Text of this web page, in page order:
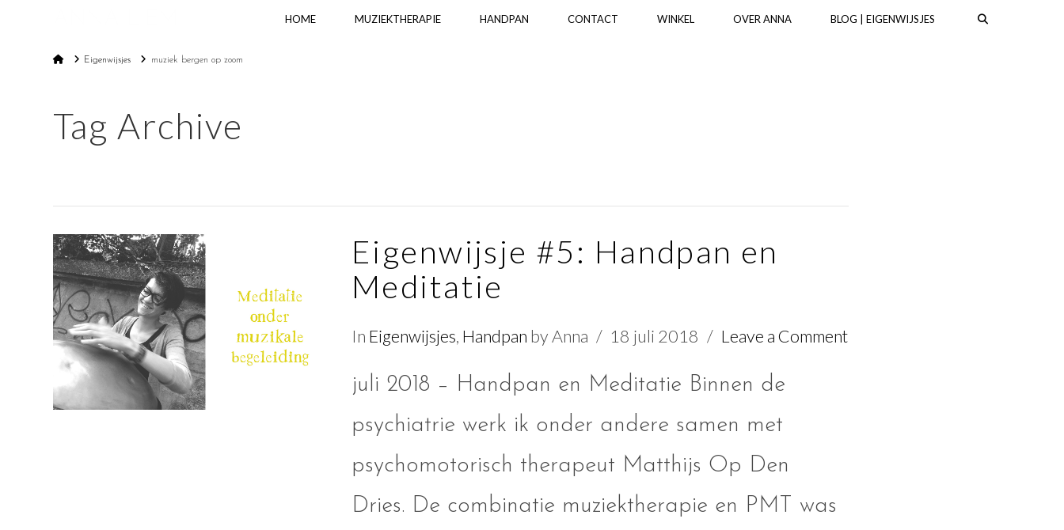
HOME MUZIEKTHERAPIE HANDPAN CONTACT WINKEL OVER ANNA BLOG | EIGENWIJSJES
HomeEigenwijsjes muziek bergen op zoom
Tag Archive
Eigenwijsje #5: Handpan en
Meditatie
In Eigenwijsjes, Handpan by Anna 18 juli 2018 Leave a Comment
juli 2018 – Handpan en Meditatie Binnen de
psychiatrie werk ik onder andere samen met
psychomotorisch therapeut Matthijs Op Den
Dries. De combinatie muziektherapie en PMT was